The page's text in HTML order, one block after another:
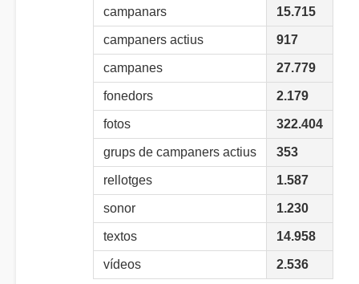
campanars 15.715
campaners actius 917
campanes 27.779
fonedors 2.179
fotos 322.404
grups de campaners actius 353
rellotges 1.587
sonor 1.230
textos 14.958
vídeos 2.536